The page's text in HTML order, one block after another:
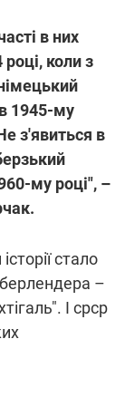
в них
коли з
1945-му
з'явиться в
му році", –
стало
–
І срср